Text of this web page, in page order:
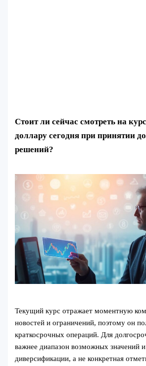
Стоит ли сейчас смотреть на
доллару сегодня при принятии
решений?
Текущий курс отражает моментную
новостей и ограничений, поэтому он
краткосрочных операций. Для
важнее диапазон возможных значений
диверсификации, а не конкретная